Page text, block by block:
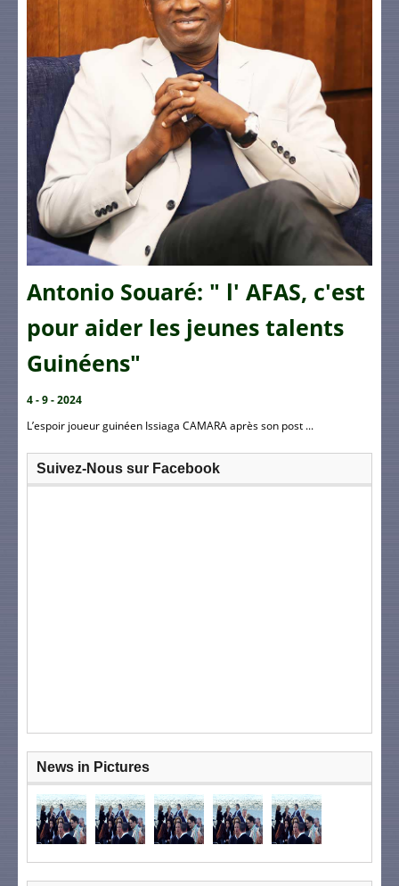
Antonio Souaré: " l' AFAS, c'est
pour aider les jeunes talents
Guinéens"
4 - 9 - 2024
L’espoir joueur guinéen Issiaga CAMARA après son post ...
Suivez-Nous sur Facebook
News in Pictures